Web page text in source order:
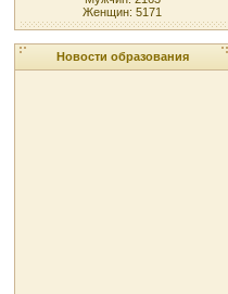
Женщин: 5171
Новости образования